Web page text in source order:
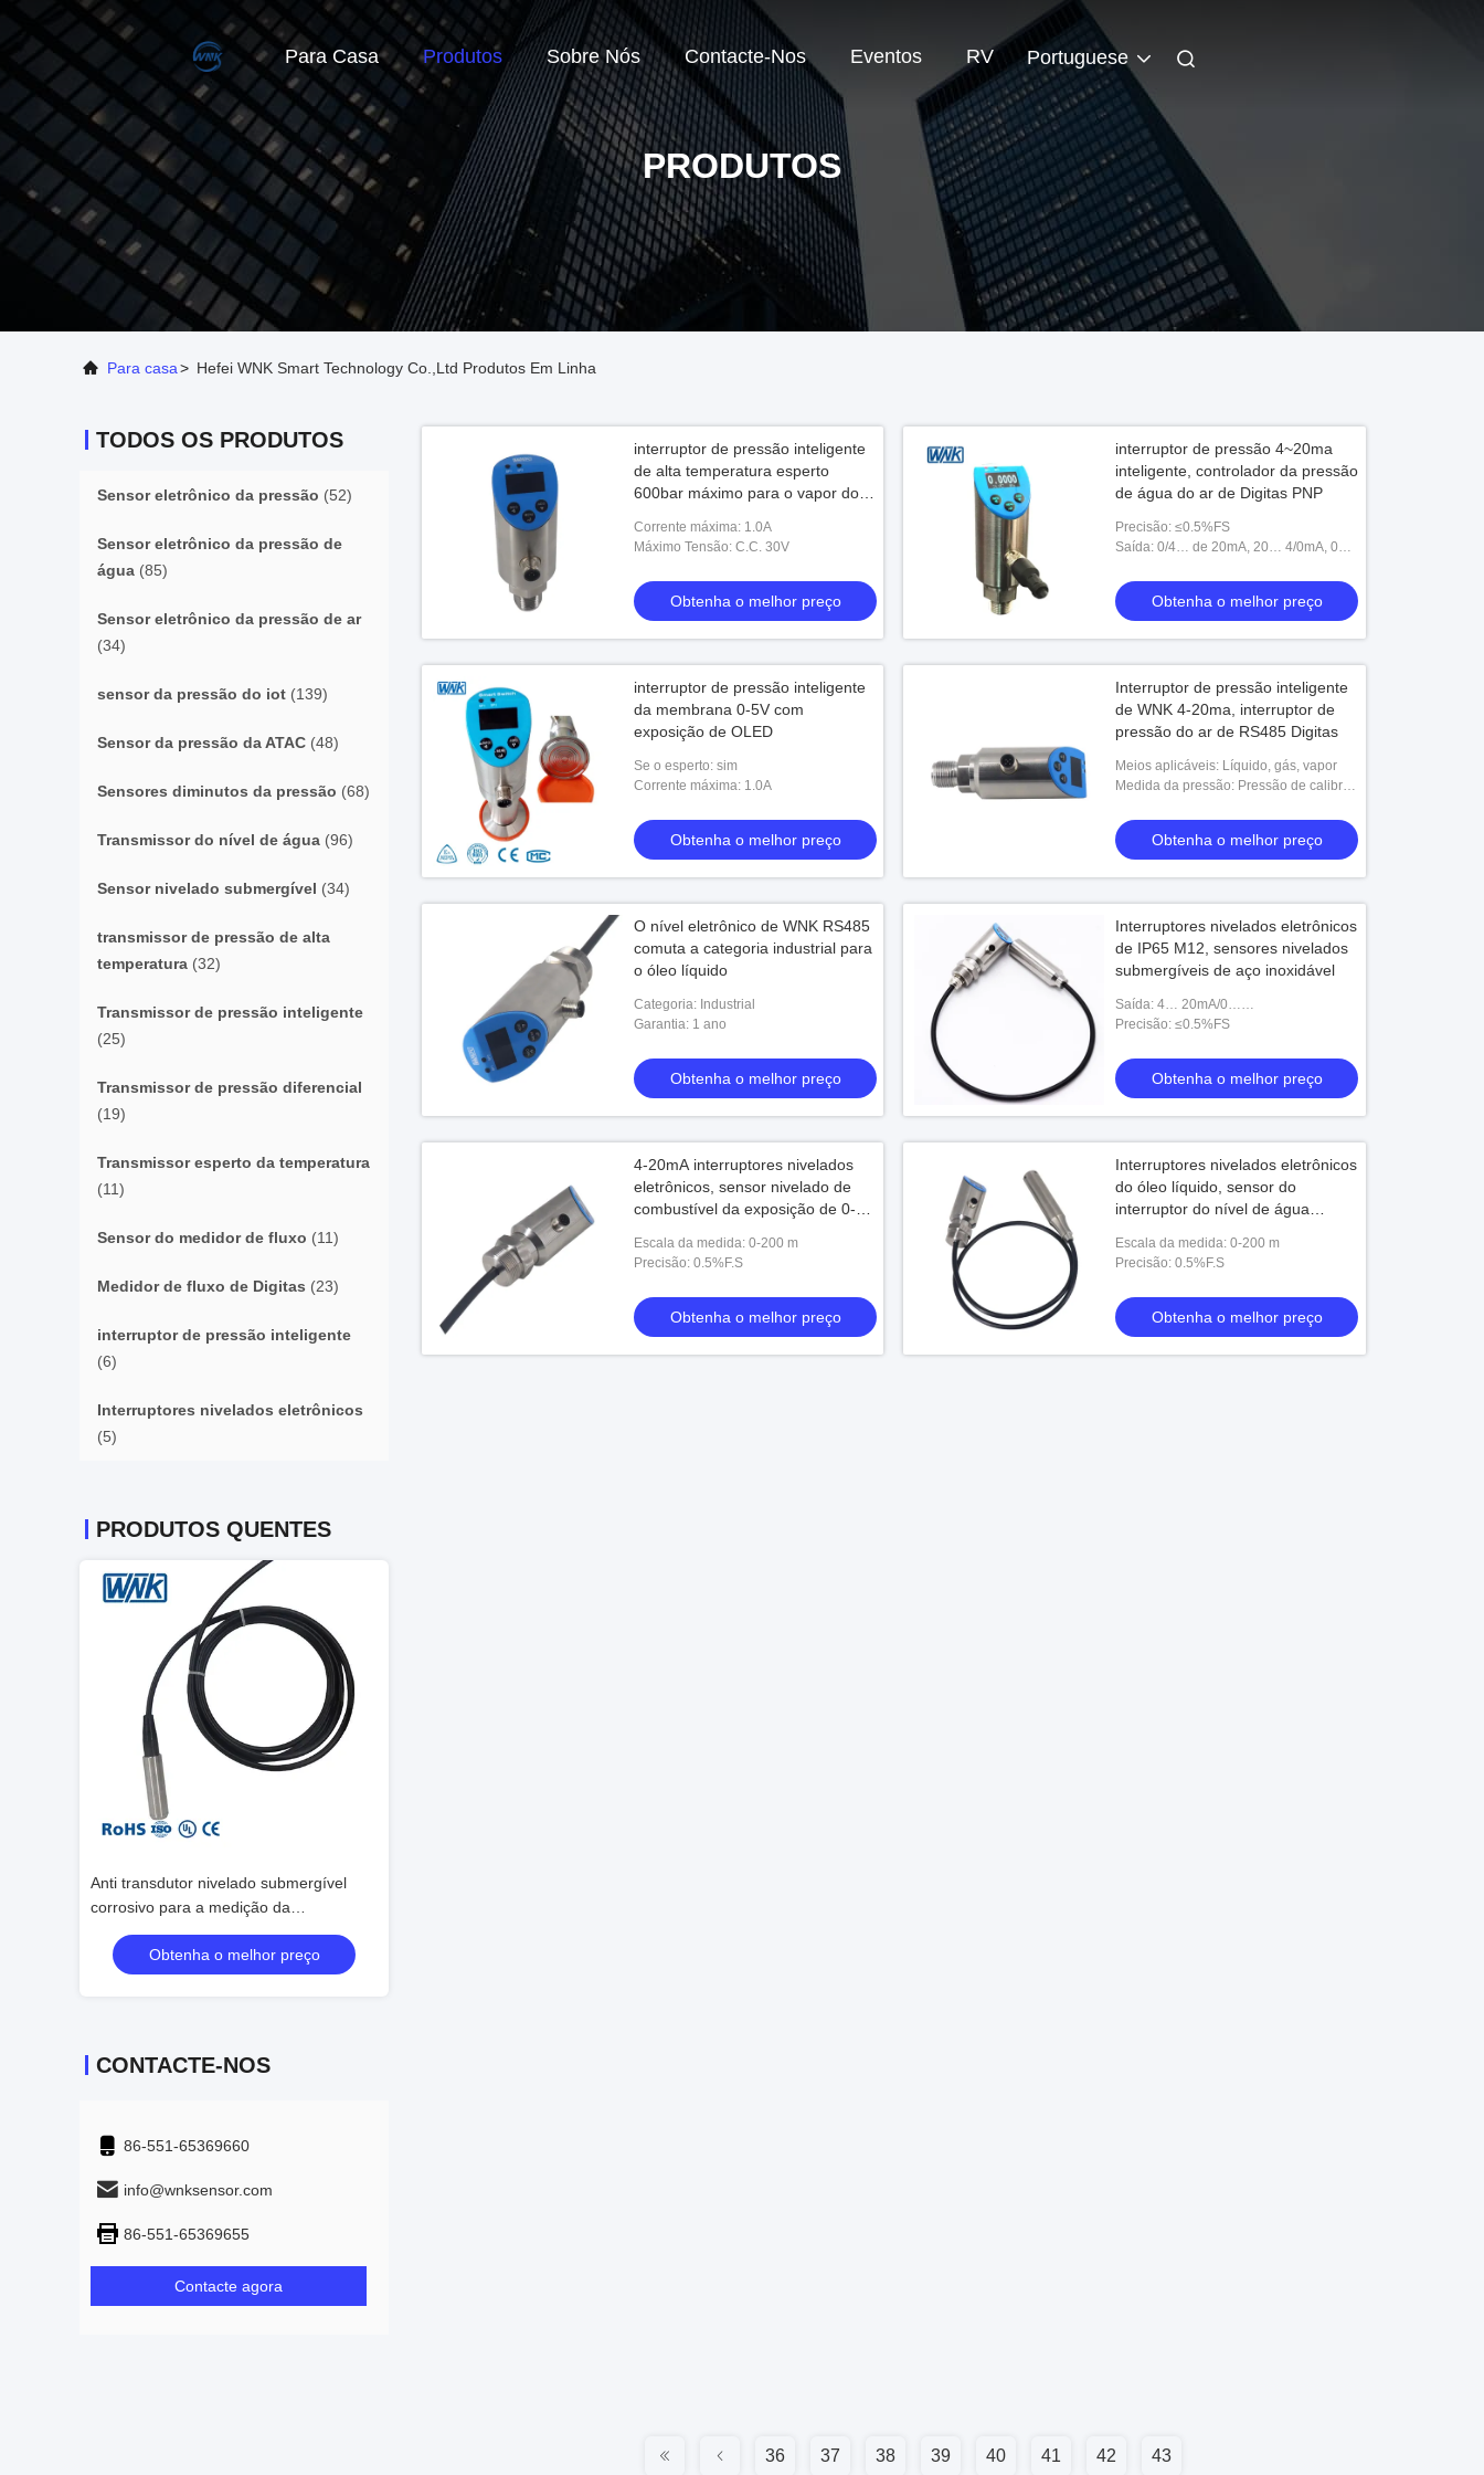
Para Casa Produtos Sobre Nós Contacte-Nos Eventos RV Portuguese
PRODUTOS
Para casa> Hefei WNK Smart Technology Co.,Ltd Produtos Em Linha
TODOS OS PRODUTOS
Sensor eletrônico da pressão (52)
Sensor eletrônico da pressão de
água (85)
Sensor eletrônico da pressão de ar
(34)
sensor da pressão do iot (139)
Sensor da pressão da ATAC (48)
Sensores diminutos da pressão (68)
Transmissor do nível de água (96)
Sensor nivelado submergível (34)
transmissor de pressão de alta
temperatura (32)
Transmissor de pressão inteligente
(25)
Transmissor de pressão diferencial
(19)
Transmissor esperto da temperatura
(11)
Sensor do medidor de fluxo (11)
Medidor de fluxo de Digitas (23)
interruptor de pressão inteligente
(6)
Interruptores nivelados eletrônicos
(5)
PRODUTOS QUENTES
Anti transdutor nivelado submergível
corrosivo para a medição da
associação/tanque
Obtenha o melhor preço
CONTACTE-NOS
86-551-65369660
info@wnksensor.com
86-551-65369655
Contacte agora
interruptor de pressão inteligente
de alta temperatura esperto
600bar máximo para o vapor do
Corrente máxima: 1.0A
Máximo Tensão: C.C. 30V
Obtenha o melhor preço
interruptor de pressão 4~20ma
inteligente, controlador da pressão
de água do ar de Digitas PNP
Precisão: ≤0.5%FS
Saída: 0/4… de 20mA, 20… 4/0mA, 0…
Obtenha o melhor preço
interruptor de pressão inteligente
da membrana 0-5V com
exposição de OLED
Se o esperto: sim
Corrente máxima: 1.0A
Obtenha o melhor preço
Interruptor de pressão inteligente
de WNK 4-20ma, interruptor de
pressão do ar de RS485 Digitas
Meios aplicáveis: Líquido, gás, vapor
Medida da pressão: Pressão de calibre,
Obtenha o melhor preço
O nível eletrônico de WNK RS485
comuta a categoria industrial para
o óleo líquido
Categoria: Industrial
Garantia: 1 ano
Obtenha o melhor preço
Interruptores nivelados eletrônicos
de IP65 M12, sensores nivelados
submergíveis de aço inoxidável
Saída: 4… 20mA/0…
5V+PNP+MODBUS
Precisão: ≤0.5%FS
Obtenha o melhor preço
4-20mA interruptores nivelados
eletrônicos, sensor nivelado de
combustível da exposição de 0-
Escala da medida: 0-200 m
Precisão: 0.5%F.S
Obtenha o melhor preço
Interruptores nivelados eletrônicos
do óleo líquido, sensor do
interruptor do nível de água
Escala da medida: 0-200 m
Precisão: 0.5%F.S
Obtenha o melhor preço
36 37 38 39 40 41 42 43